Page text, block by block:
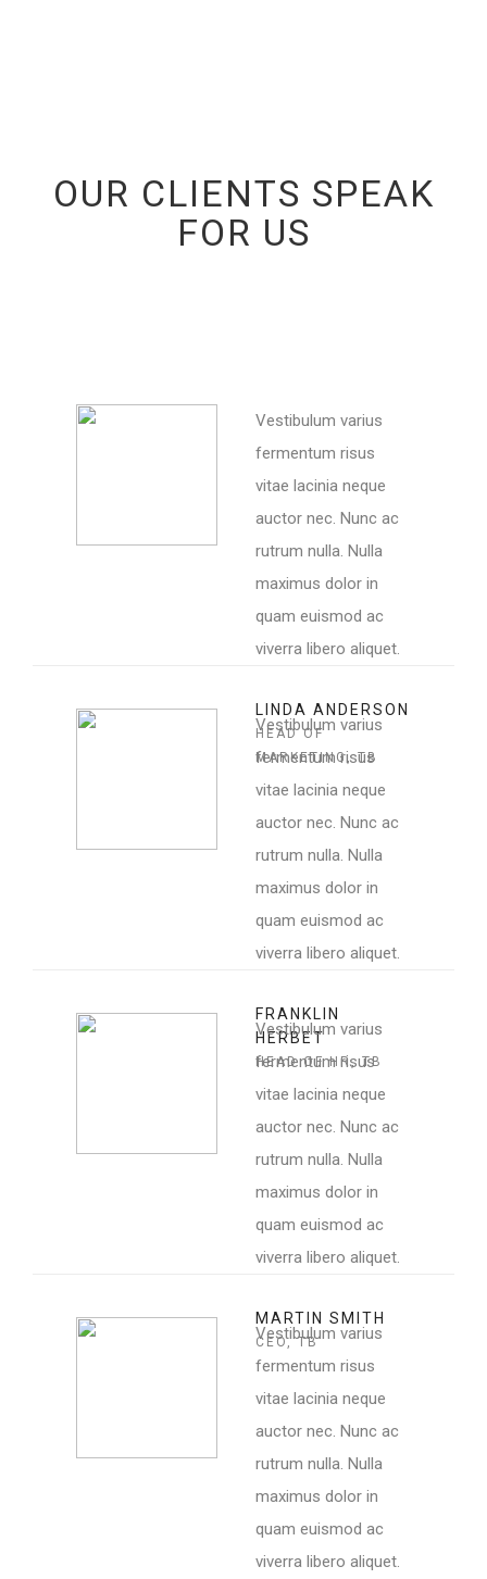
OUR CLIENTS SPEAK
FOR US
Vestibulum varius
fermentum risus
vitae lacinia neque
auctor nec. Nunc ac
rutrum nulla. Nulla
maximus dolor in
quam euismod ac
viverra libero aliquet.
LINDA ANDERSON
HEAD OF
MARKETING, TB
Vestibulum varius
fermentum risus
vitae lacinia neque
auctor nec. Nunc ac
rutrum nulla. Nulla
maximus dolor in
quam euismod ac
viverra libero aliquet.
FRANKLIN
HERBET
HEAD OF HR, TB
Vestibulum varius
fermentum risus
vitae lacinia neque
auctor nec. Nunc ac
rutrum nulla. Nulla
maximus dolor in
quam euismod ac
viverra libero aliquet.
MARTIN SMITH
CEO, TB
Vestibulum varius
fermentum risus
vitae lacinia neque
auctor nec. Nunc ac
rutrum nulla. Nulla
maximus dolor in
quam euismod ac
viverra libero aliquet.